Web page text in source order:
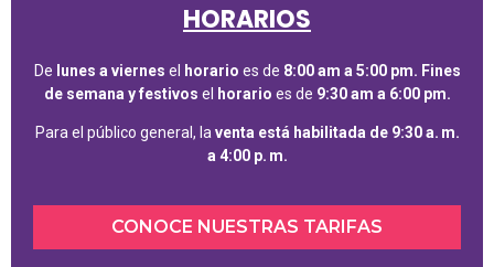
HORARIOS
De lunes a viernes el horario es de 8:00 am a 5:00 pm. Fines
de semana y festivos el horario es de 9:30 am a 6:00 pm.
Para el público general, la venta está habilitada de 9:30 a. m.
a 4:00 p. m.
CONOCE NUESTRAS TARIFAS